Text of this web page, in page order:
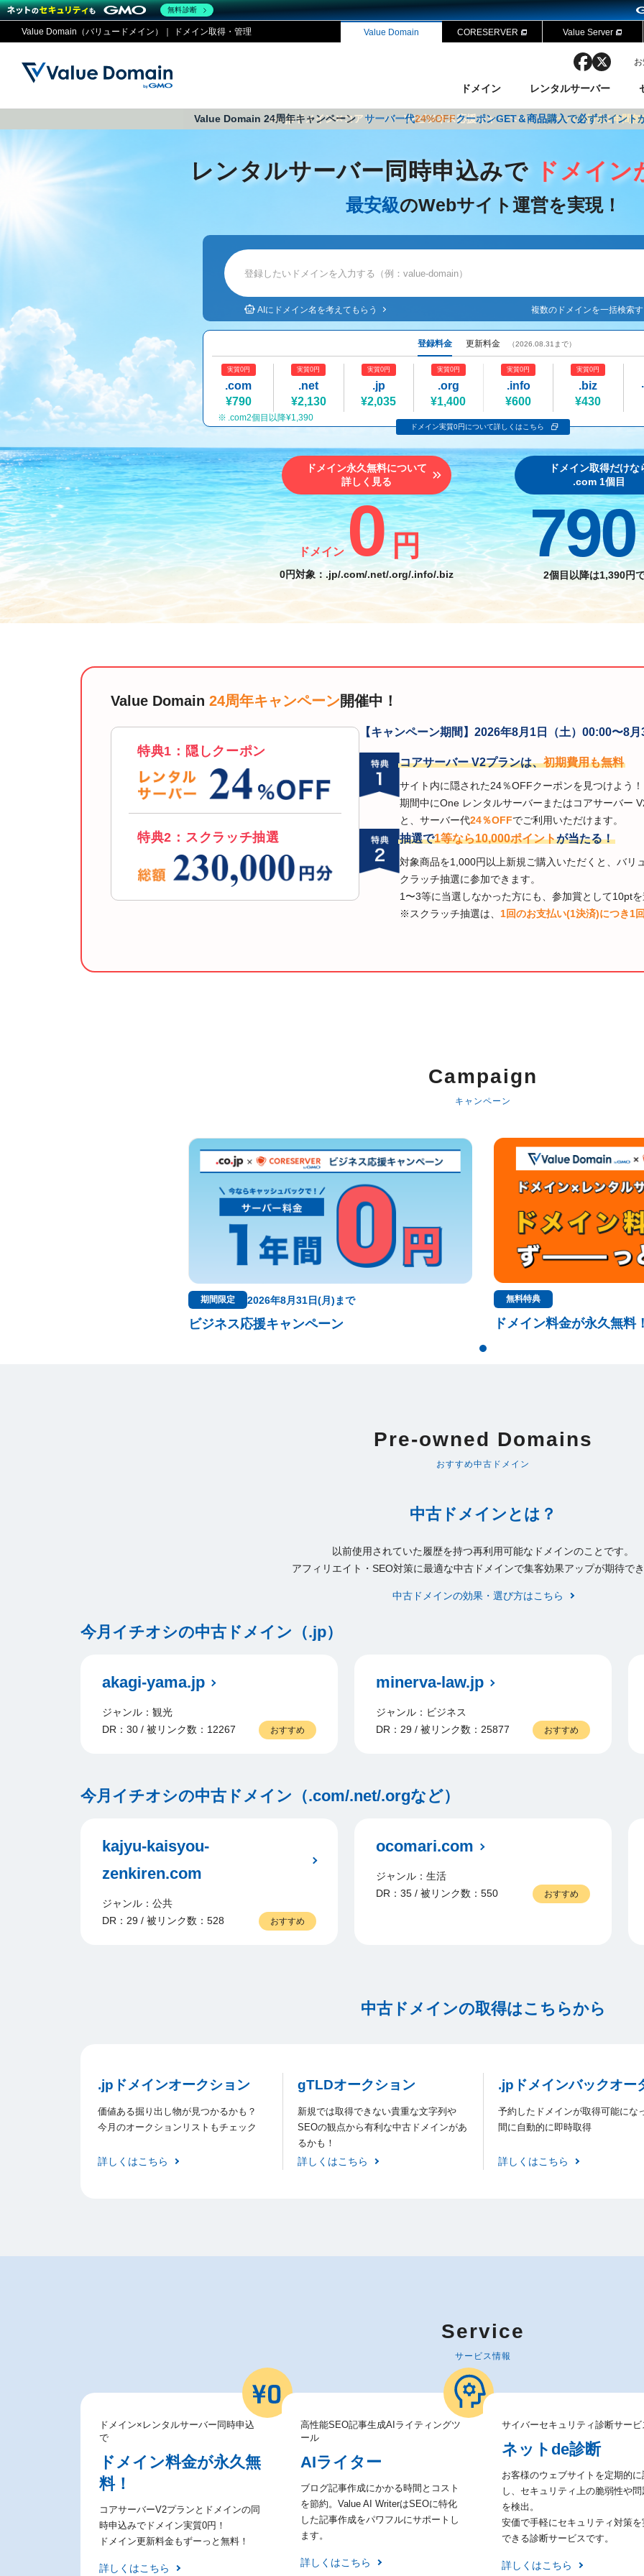
Value Domain（バリュードメイン）｜ ドメイン取得・管理 Value Domain CORESERVER Value Server
ドメイン
DOMAIN
ドメイン価格一覧 ドメイン一括検索
人気ドメインの種類
レンタルサーバー
RENTAL SERVER
Oneレンタルサーバー
SECURITY
SERVICE
紹介制度 バリュードメインAPI
facebook
外部サービスでの登録が一部未対応（Google等）
以下でもログ
Google Yahoo!
※AmazonはValue
外部サービスでの登録が一部未対応（Google等）
以下でも登
Google Yahoo!
※AmazonはValue Domain One
Value Domain 24周年キャンペーン サーバー代24%OFFクーポンGET＆商品購入で必ずポイント
co.jpドメイン✕コアサーバーV2ビジネス応援キャンペーン サーバー料金1年間無
レンタルサーバー同時申込みで ドメイン
最安級のWebサイト運営を実現！
AIにドメイン名を考えてもらう 複数のドメインを一括検索
登録料金 更新料金 （2026.08.31まで）
実質0円
.com
¥790
実質0円
.net
¥2,130
実質0円
.jp
¥2,035
実質0円
.org
¥1,400
実質0円
.info
¥600
実質0円
.biz
¥430
.com2個目以降¥1,390
ドメイン実質0円について詳しくはこちら
ドメイン永久無料について
詳しく見る
ドメイン 0 円
0円対象 ： .jp/.com/.net/.org/.info/.biz
ドメイン取得だけな
.com 1個目
790
2個目以降は1,390円
Value Domain 24周年キャンペーン開催中！
特典1：隠しクーポン
特典2：スクラッチ抽選
【キャンペーン期間】 2026年8月1日（土）00:00〜8
コアサーバー V2プランは、初期費用も無料
サイト内に隠された24％OFFクーポンを見つけよう！
期間中にOne レンタルサーバーまたはコアサーバー
と、サーバー代24％OFFでご利用いただけます。
抽選で1等なら10,000ポイントが当たる！
対象商品を1,000円以上新規ご購入いただくと、バリ
クラッチ抽選に参加できます。
1〜3等に当選しなかった方にも、参加賞として10ptを
※スクラッチ抽選は、 1回のお支払い(1決済)につき1回
Campaign
キャンペーン
期間限定 2026年8月31日(月)まで
ビジネス応援キャンペーン
無料特典
ドメイン料金が永久無料！
Pre-owned Domains
おすすめ中古ドメイン
中古ドメインとは？
以前使用されていた履歴を持つ再利用可能なドメインのことです。
アフィリエイト・SEO対策に最適な中古ドメインで集客効果アップが期待でき
中古ドメインの効果・選び方はこちら
今月イチオシの中古ドメイン（.jp）
akagi-yama.jp
ジャンル：観光
DR：30 / 被リンク数：12267
おすすめ
minerva-law.jp
ジャンル：ビジネス
DR：29 / 被リンク数：25877
おすすめ
今月イチオシの中古ドメイン（.com/.net/.orgなど）
kajyu-kaisyou-
zenkiren.com
ジャンル：公共
DR：29 / 被リンク数：528
おすすめ
ocomari.com
ジャンル：生活
DR：35 / 被リンク数：550
おすすめ
中古ドメインの取得はこちらから
.jpドメインオークション
価値ある掘り出し物が見つかるかも？
今月のオークションリストもチェック
詳しくはこちら
gTLDオークション
新規では取得できない貴重な文字列や
SEOの観点から有利な中古ドメインがあ
るかも！
詳しくはこちら
.jpドメインバックオー
予約したドメインが取得可能にな
間に自動的に即時取得
詳しくはこちら
Service
サービス情報
ドメイン×レンタルサーバー同時申込
で
ドメイン料金が永久無
料！
コアサーバーV2プランとドメインの同
時申込みでドメイン実質0円！
ドメイン更新料金もずーっと無料！
詳しくはこちら
高性能SEO記事生成AIライティングツ
ール
AIライター
ブログ記事作成にかかる時間とコスト
を節約。Value AI WriterはSEOに特化
した記事作成をパワフルにサポートし
ます。
詳しくはこちら
サイバーセキュリティ診断サービ
ネットde診断
お客様のウェブサイトを定期的に
し、セキュリティ上の脆弱性や問
を検出。
安価で手軽にセキュリティ対策を
できる診断サービスです。
詳しくはこちら
無料診断